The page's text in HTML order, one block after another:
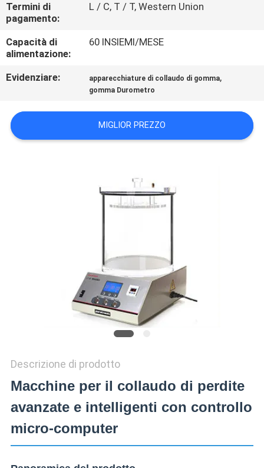
NOTIZIE
UNA
VR
Termini di
pagamento:
L / C, T / T, Western Union
Capacità di
alimentazione:
60 INSIEMI/MESE
Evidenziare: apparecchiature di collaudo di gomma,
gomma Durometro
MIGLIOR PREZZO
Descrizione di prodotto
Macchine per il collaudo di perdite
avanzate e intelligenti con controllo
micro-computer